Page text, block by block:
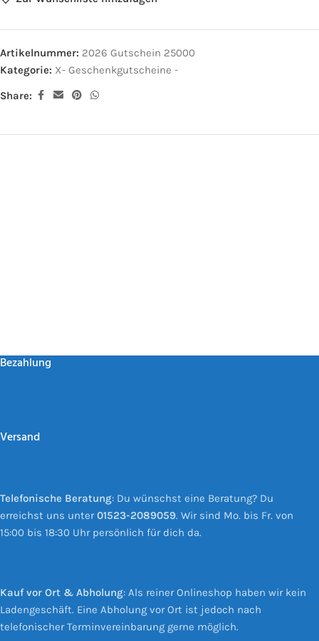
Artikelnummer: 2026 Gutschein 25000
Kategorie: X- Geschenkgutscheine -
Share:
Bezahlung
Versand
Telefonische Beratung: Du wünschst eine Beratung? Du
erreichst uns unter01523-2089059. Wir sind Mo. bis Fr. von
15:00 bis 18:30 Uhr persönlich für dich da.
Kauf vor Ort & Abholung: Als reiner Onlineshop haben wir kein
Ladengeschäft. Eine Abholung vor Ort ist jedoch nach
telefonischer Terminvereinbarung gerne möglich.